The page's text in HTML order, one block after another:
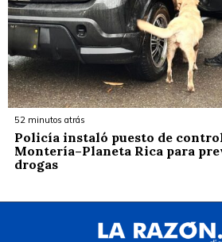
52 minutos atrás
Policía instaló puesto de
Montería–Planeta Rica para
drogas